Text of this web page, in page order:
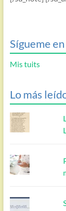
Sígueme
Mis tuits
Lo más